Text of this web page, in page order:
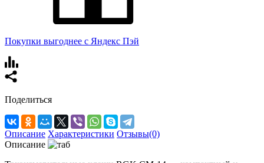
Покупки выгоднее с Яндекс Пэй
Поделиться
Описание Характеристики Отзывы(0)
Описание